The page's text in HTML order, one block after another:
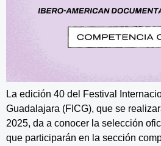
La edición 40 del Festival
Guadalajara (FICG), que se
2025, da a conocer la selección
que participarán en la sección